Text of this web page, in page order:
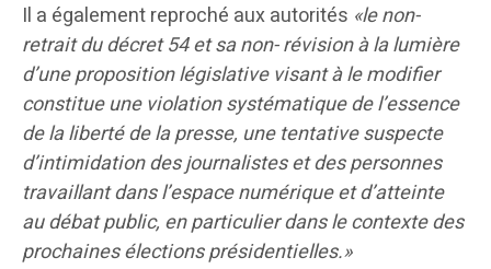
Il a également reproché aux autorités «le non-
retrait du décret 54 et sa non- révision à la lumière
d’une proposition législative visant à le modifier
constitue une violation systématique de l’essence
de la liberté de la presse, une tentative suspecte
d’intimidation des journalistes et des personnes
travaillant dans l’espace numérique et d’atteinte
au débat public, en particulier dans le contexte des
prochaines élections présidentielles.»